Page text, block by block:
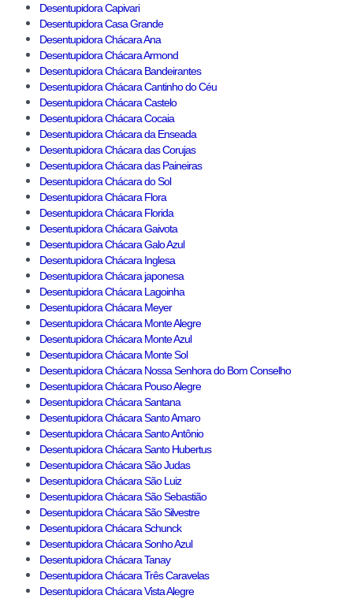
Desentupidora Capivari
Desentupidora Casa Grande
Desentupidora Chácara Ana
Desentupidora Chácara Armond
Desentupidora Chácara Bandeirantes
Desentupidora Chácara Cantinho do Céu
Desentupidora Chácara Castelo
Desentupidora Chácara Cocaia
Desentupidora Chácara da Enseada
Desentupidora Chácara das Corujas
Desentupidora Chácara das Paineiras
Desentupidora Chácara do Sol
Desentupidora Chácara Flora
Desentupidora Chácara Florida
Desentupidora Chácara Gaivota
Desentupidora Chácara Galo Azul
Desentupidora Chácara Inglesa
Desentupidora Chácara japonesa
Desentupidora Chácara Lagoinha
Desentupidora Chácara Meyer
Desentupidora Chácara Monte Alegre
Desentupidora Chácara Monte Azul
Desentupidora Chácara Monte Sol
Desentupidora Chácara Nossa Senhora do Bom Conselho
Desentupidora Chácara Pouso Alegre
Desentupidora Chácara Santana
Desentupidora Chácara Santo Amaro
Desentupidora Chácara Santo Antônio
Desentupidora Chácara Santo Hubertus
Desentupidora Chácara São Judas
Desentupidora Chácara São Luiz
Desentupidora Chácara São Sebastião
Desentupidora Chácara São Silvestre
Desentupidora Chácara Schunck
Desentupidora Chácara Sonho Azul
Desentupidora Chácara Tanay
Desentupidora Chácara Três Caravelas
Desentupidora Chácara Vista Alegre